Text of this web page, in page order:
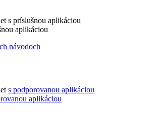
s príslušnou aplikáciou
aplikáciou
návodoch
s podporovanou aplikáciou
aplikáciou